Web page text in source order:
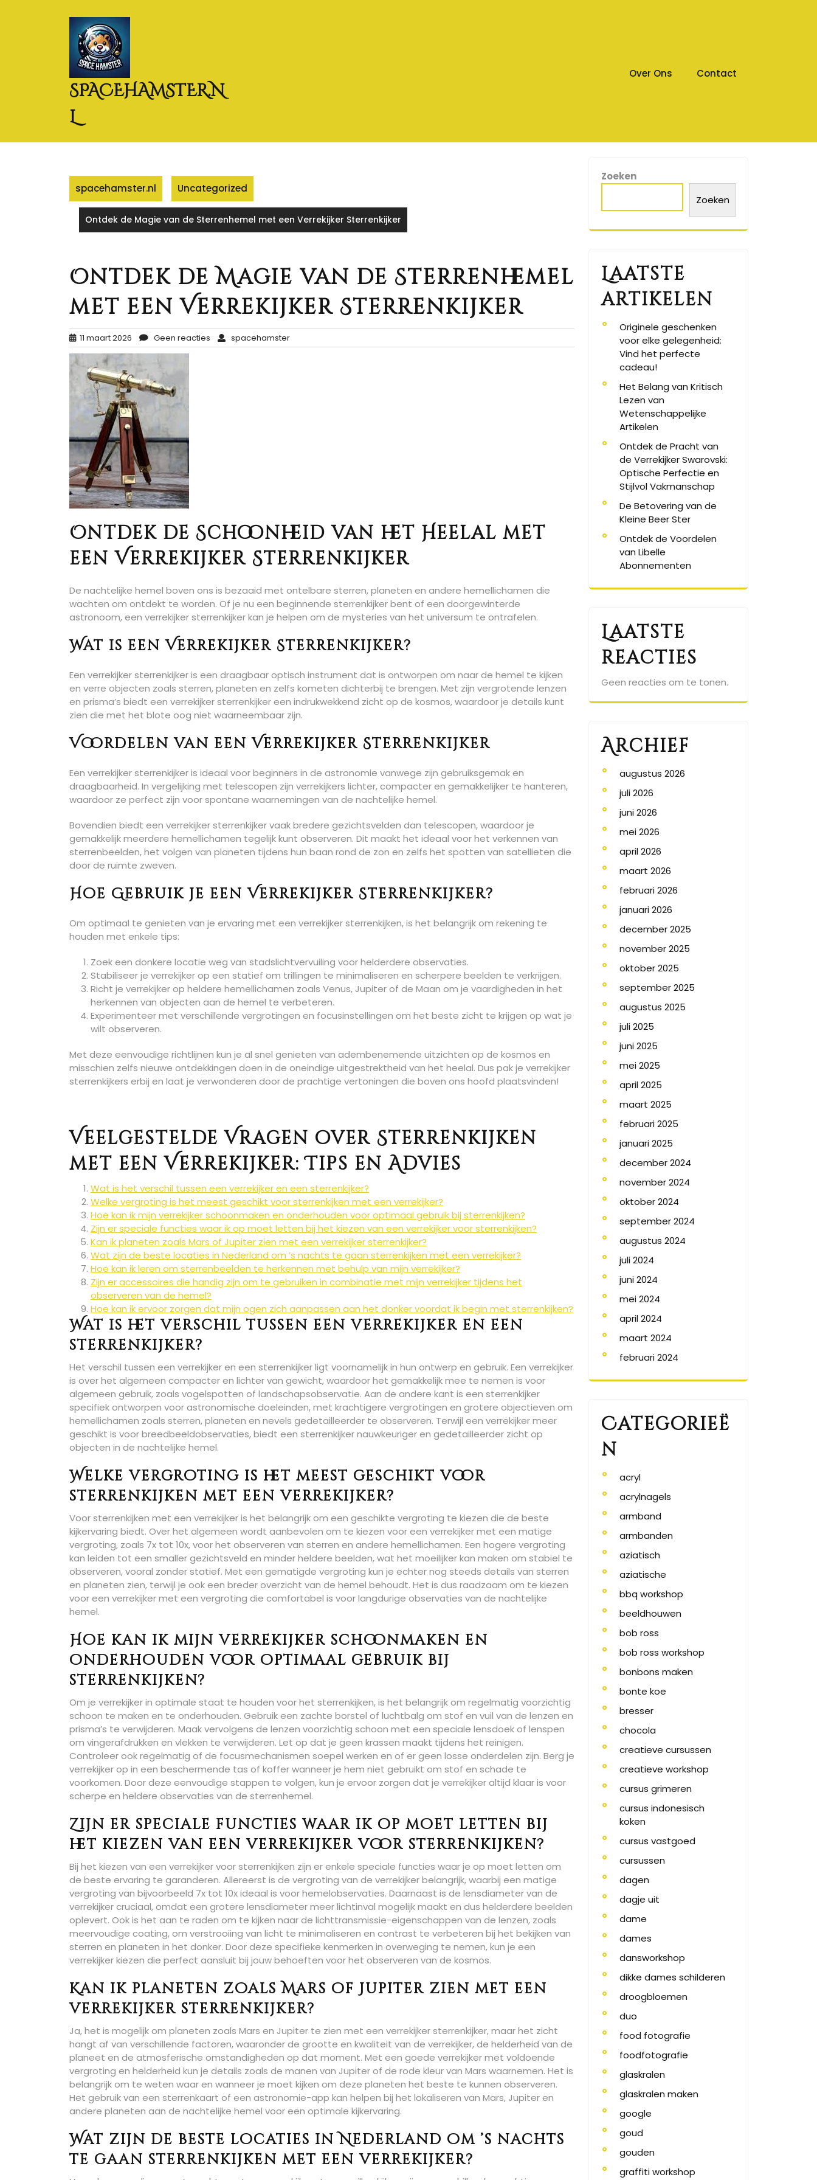
SPACEHAMSTER.N
L
Over Ons Contact
spacehamster.nl Uncategorized
Ontdek de Magie van de Sterrenhemel met een Verrekijker Sterrenkijker
Ontdek de Magie van de Sterrenhemel
met een Verrekijker Sterrenkijker
11 maart 2026 Geen reacties spacehamster
Ontdek de Schoonheid van het Heelal met
een Verrekijker Sterrenkijker
De nachtelijke hemel boven ons is bezaaid met ontelbare sterren, planeten en andere hemellichamen die
wachten om ontdekt te worden. Of je nu een beginnende sterrenkijker bent of een doorgewinterde
astronoom, een verrekijker sterrenkijker kan je helpen om de mysteries van het universum te ontrafelen.
Wat is een Verrekijker Sterrenkijker?
Een verrekijker sterrenkijker is een draagbaar optisch instrument dat is ontworpen om naar de hemel te kijken
en verre objecten zoals sterren, planeten en zelfs kometen dichterbij te brengen. Met zijn vergrotende lenzen
en prisma’s biedt een verrekijker sterrenkijker een indrukwekkend zicht op de kosmos, waardoor je details kunt
zien die met het blote oog niet waarneembaar zijn.
Voordelen van een Verrekijker Sterrenkijker
Een verrekijker sterrenkijker is ideaal voor beginners in de astronomie vanwege zijn gebruiksgemak en
draagbaarheid. In vergelijking met telescopen zijn verrekijkers lichter, compacter en gemakkelijker te hanteren,
waardoor ze perfect zijn voor spontane waarnemingen van de nachtelijke hemel.
Bovendien biedt een verrekijker sterrenkijker vaak bredere gezichtsvelden dan telescopen, waardoor je
gemakkelijk meerdere hemellichamen tegelijk kunt observeren. Dit maakt het ideaal voor het verkennen van
sterrenbeelden, het volgen van planeten tijdens hun baan rond de zon en zelfs het spotten van satellieten die
door de ruimte zweven.
Hoe Gebruik je een Verrekijker Sterrenkijker?
Om optimaal te genieten van je ervaring met een verrekijker sterrenkijken, is het belangrijk om rekening te
houden met enkele tips:
Zoek een donkere locatie weg van stadslichtvervuiling voor helderdere observaties.
Stabiliseer je verrekijker op een statief om trillingen te minimaliseren en scherpere beelden te verkrijgen.
Richt je verrekijker op heldere hemellichamen zoals Venus, Jupiter of de Maan om je vaardigheden in het
herkennen van objecten aan de hemel te verbeteren.
Experimenteer met verschillende vergrotingen en focusinstellingen om het beste zicht te krijgen op wat je
wilt observeren.
Met deze eenvoudige richtlijnen kun je al snel genieten van adembenemende uitzichten op de kosmos en
misschien zelfs nieuwe ontdekkingen doen in de oneindige uitgestrektheid van het heelal. Dus pak je verrekijker
sterrenkijkers erbij en laat je verwonderen door de prachtige vertoningen die boven ons hoofd plaatsvinden!
Veelgestelde Vragen over Sterrenkijken
met een Verrekijker: Tips en Advies
Wat is het verschil tussen een verrekijker en een sterrenkijker?
Welke vergroting is het meest geschikt voor sterrenkijken met een verrekijker?
Hoe kan ik mijn verrekijker schoonmaken en onderhouden voor optimaal gebruik bij sterrenkijken?
Zijn er speciale functies waar ik op moet letten bij het kiezen van een verrekijker voor sterrenkijken?
Kan ik planeten zoals Mars of Jupiter zien met een verrekijker sterrenkijker?
Wat zijn de beste locaties in Nederland om ’s nachts te gaan sterrenkijken met een verrekijker?
Hoe kan ik leren om sterrenbeelden te herkennen met behulp van mijn verrekijker?
Zijn er accessoires die handig zijn om te gebruiken in combinatie met mijn verrekijker tijdens het
observeren van de hemel?
Hoe kan ik ervoor zorgen dat mijn ogen zich aanpassen aan het donker voordat ik begin met sterrenkijken?
Wat is het verschil tussen een verrekijker en een
sterrenkijker?
Het verschil tussen een verrekijker en een sterrenkijker ligt voornamelijk in hun ontwerp en gebruik. Een verrekijker
is over het algemeen compacter en lichter van gewicht, waardoor het gemakkelijk mee te nemen is voor
algemeen gebruik, zoals vogelspotten of landschapsobservatie. Aan de andere kant is een sterrenkijker
specifiek ontworpen voor astronomische doeleinden, met krachtigere vergrotingen en grotere objectieven om
hemellichamen zoals sterren, planeten en nevels gedetailleerder te observeren. Terwijl een verrekijker meer
geschikt is voor breedbeeldobservaties, biedt een sterrenkijker nauwkeuriger en gedetailleerder zicht op
objecten in de nachtelijke hemel.
Welke vergroting is het meest geschikt voor
sterrenkijken met een verrekijker?
Voor sterrenkijken met een verrekijker is het belangrijk om een geschikte vergroting te kiezen die de beste
kijkervaring biedt. Over het algemeen wordt aanbevolen om te kiezen voor een verrekijker met een matige
vergroting, zoals 7x tot 10x, voor het observeren van sterren en andere hemellichamen. Een hogere vergroting
kan leiden tot een smaller gezichtsveld en minder heldere beelden, wat het moeilijker kan maken om stabiel te
observeren, vooral zonder statief. Met een gematigde vergroting kun je echter nog steeds details van sterren
en planeten zien, terwijl je ook een breder overzicht van de hemel behoudt. Het is dus raadzaam om te kiezen
voor een verrekijker met een vergroting die comfortabel is voor langdurige observaties van de nachtelijke
hemel.
Hoe kan ik mijn verrekijker schoonmaken en
onderhouden voor optimaal gebruik bij
sterrenkijken?
Om je verrekijker in optimale staat te houden voor het sterrenkijken, is het belangrijk om regelmatig voorzichtig
schoon te maken en te onderhouden. Gebruik een zachte borstel of luchtbalg om stof en vuil van de lenzen en
prisma’s te verwijderen. Maak vervolgens de lenzen voorzichtig schoon met een speciale lensdoek of lenspen
om vingerafdrukken en vlekken te verwijderen. Let op dat je geen krassen maakt tijdens het reinigen.
Controleer ook regelmatig of de focusmechanismen soepel werken en of er geen losse onderdelen zijn. Berg je
verrekijker op in een beschermende tas of koffer wanneer je hem niet gebruikt om stof en schade te
voorkomen. Door deze eenvoudige stappen te volgen, kun je ervoor zorgen dat je verrekijker altijd klaar is voor
scherpe en heldere observaties van de sterrenhemel.
Zijn er speciale functies waar ik op moet letten bij
het kiezen van een verrekijker voor sterrenkijken?
Bij het kiezen van een verrekijker voor sterrenkijken zijn er enkele speciale functies waar je op moet letten om
de beste ervaring te garanderen. Allereerst is de vergroting van de verrekijker belangrijk, waarbij een matige
vergroting van bijvoorbeeld 7x tot 10x ideaal is voor hemelobservaties. Daarnaast is de lensdiameter van de
verrekijker cruciaal, omdat een grotere lensdiameter meer lichtinval mogelijk maakt en dus helderdere beelden
oplevert. Ook is het aan te raden om te kijken naar de lichttransmissie-eigenschappen van de lenzen, zoals
meervoudige coating, om verstrooiing van licht te minimaliseren en contrast te verbeteren bij het bekijken van
sterren en planeten in het donker. Door deze specifieke kenmerken in overweging te nemen, kun je een
verrekijker kiezen die perfect aansluit bij jouw behoeften voor het observeren van de kosmos.
Kan ik planeten zoals Mars of Jupiter zien met een
verrekijker sterrenkijker?
Ja, het is mogelijk om planeten zoals Mars en Jupiter te zien met een verrekijker sterrenkijker, maar het zicht
hangt af van verschillende factoren, waaronder de grootte en kwaliteit van de verrekijker, de helderheid van de
planeet en de atmosferische omstandigheden op dat moment. Met een goede verrekijker met voldoende
vergroting en helderheid kun je details zoals de manen van Jupiter of de rode kleur van Mars waarnemen. Het is
belangrijk om te weten waar en wanneer je moet kijken om deze planeten het beste te kunnen observeren.
Het gebruik van een sterrenkaart of een astronomie-app kan helpen bij het lokaliseren van Mars, Jupiter en
andere planeten aan de nachtelijke hemel voor een optimale kijkervaring.
Wat zijn de beste locaties in Nederland om ’s nachts
te gaan sterrenkijken met een verrekijker?
Zoeken
Zoeken
Laatste
artikelen
Originele geschenken
voor elke gelegenheid:
Vind het perfecte
cadeau!
Het Belang van Kritisch
Lezen van
Wetenschappelijke
Artikelen
Ontdek de Pracht van
de Verrekijker Swarovski:
Optische Perfectie en
Stijlvol Vakmanschap
De Betovering van de
Kleine Beer Ster
Ontdek de Voordelen
van Libelle
Abonnementen
Laatste
reacties
Geen reacties om te tonen.
Archief
augustus 2026
juli 2026
juni 2026
mei 2026
april 2026
maart 2026
februari 2026
januari 2026
december 2025
november 2025
oktober 2025
september 2025
augustus 2025
juli 2025
juni 2025
mei 2025
april 2025
maart 2025
februari 2025
januari 2025
december 2024
november 2024
oktober 2024
september 2024
augustus 2024
juli 2024
juni 2024
mei 2024
april 2024
maart 2024
februari 2024
Categorieë
n
acryl
acrylnagels
armband
armbanden
aziatisch
aziatische
bbq workshop
beeldhouwen
bob ross
bob ross workshop
bonbons maken
bonte koe
bresser
chocola
creatieve cursussen
creatieve workshop
cursus grimeren
cursus indonesisch
koken
cursus vastgoed
cursussen
dagen
dagje uit
dame
dames
dansworkshop
dikke dames schilderen
droogbloemen
duo
food fotografie
foodfotografie
glaskralen
glaskralen maken
google
goud
gouden
graffiti workshop